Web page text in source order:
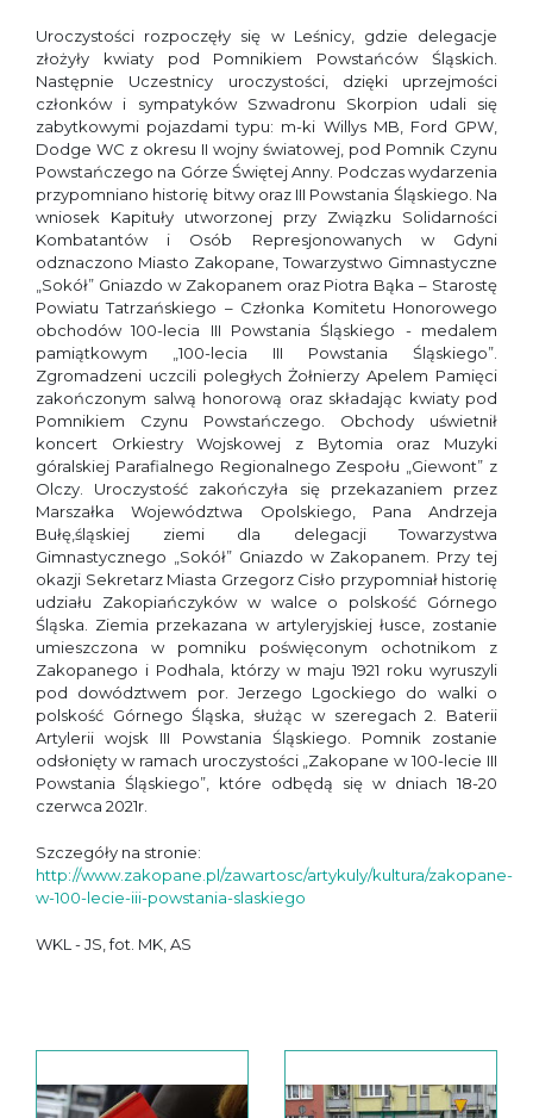
Uroczystości rozpoczęły się w Leśnicy, gdzie delegacje
złożyły kwiaty pod Pomnikiem Powstańców Śląskich.
Następnie Uczestnicy uroczystości, dzięki uprzejmości
członków i sympatyków Szwadronu Skorpion udali się
zabytkowymi pojazdami typu: m-ki Willys MB, Ford GPW,
Dodge WC z okresu II wojny światowej, pod Pomnik Czynu
Powstańczego na Górze Świętej Anny. Podczas wydarzenia
przypomniano historię bitwy oraz III Powstania Śląskiego. Na
wniosek Kapituły utworzonej przy Związku Solidarności
Kombatantów i Osób Represjonowanych w Gdyni
odznaczono Miasto Zakopane, Towarzystwo Gimnastyczne
„Sokół” Gniazdo w Zakopanem oraz Piotra Bąka – Starostę
Powiatu Tatrzańskiego – Członka Komitetu Honorowego
obchodów 100-lecia III Powstania Śląskiego - medalem
pamiątkowym „100-lecia III Powstania Śląskiego”.
Zgromadzeni uczcili poległych Żołnierzy Apelem Pamięci
zakończonym salwą honorową oraz składając kwiaty pod
Pomnikiem Czynu Powstańczego. Obchody uświetnił
koncert Orkiestry Wojskowej z Bytomia oraz Muzyki
góralskiej Parafialnego Regionalnego Zespołu „Giewont” z
Olczy. Uroczystość zakończyła się przekazaniem przez
Marszałka Województwa Opolskiego, Pana Andrzeja
Bułę,śląskiej ziemi dla delegacji Towarzystwa
Gimnastycznego „Sokół” Gniazdo w Zakopanem. Przy tej
okazji Sekretarz Miasta Grzegorz Cisło przypomniał historię
udziału Zakopiańczyków w walce o polskość Górnego
Śląska. Ziemia przekazana w artyleryjskiej łusce, zostanie
umieszczona w pomniku poświęconym ochotnikom z
Zakopanego i Podhala, którzy w maju 1921 roku wyruszyli
pod dowództwem por. Jerzego Lgockiego do walki o
polskość Górnego Śląska, służąc w szeregach 2. Baterii
Artylerii wojsk III Powstania Śląskiego. Pomnik zostanie
odsłonięty w ramach uroczystości „Zakopane w 100-lecie III
Powstania Śląskiego”, które odbędą się w dniach 18-20
czerwca 2021r.
Szczegóły na stronie:
http://www.zakopane.pl/zawartosc/artykuly/kultura/zakopane-
w-100-lecie-iii-powstania-slaskiego
WKL - JS, fot. MK, AS